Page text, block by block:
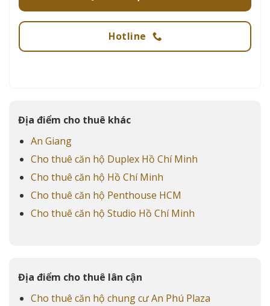
Hotline
Địa điểm cho thuê khác
An Giang
Cho thuê căn hộ Duplex Hồ Chí Minh
Cho thuê căn hộ Hồ Chí Minh
Cho thuê căn hộ Penthouse HCM
Cho thuê căn hộ Studio Hồ Chí Minh
Địa điểm cho thuê lân cận
Cho thuê căn hộ chung cư An Phú Plaza